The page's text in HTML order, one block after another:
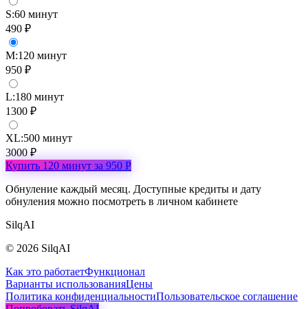
S:60 минут
490 ₽
M:120 минут
950 ₽
L:180 минут
1300 ₽
XL:500 минут
3000 ₽
Купить 120 минут за 950 Р
Обнуление каждый месяц. Доступные кредиты и дату
обнуления можно посмотреть в личном кабинете
SilqAI
© 2026 SilqAI
Как это работаетФункционал
Варианты использованияЦены
Политика конфиденциальностиПользовательское соглашение